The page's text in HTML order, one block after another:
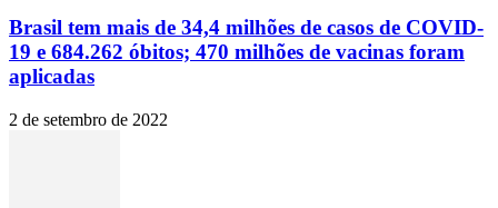
Brasil tem mais de 34,4 milhões de casos de COVID-
19 e 684.262 óbitos; 470 milhões de vacinas foram
aplicadas
2 de setembro de 2022